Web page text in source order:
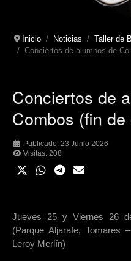
Inicio Noticias
Taller de
Conciertos de alumnos de
Conciertos de
Combos (fin
Publicado: 23 Junio 2026
Visitas: 208
Jueves 25 y Viernes 26
(Parque Aljarafe,
Leroy Merlín)